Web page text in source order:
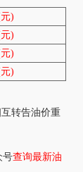
)
)
)
)
转告油价重
号查询最新油